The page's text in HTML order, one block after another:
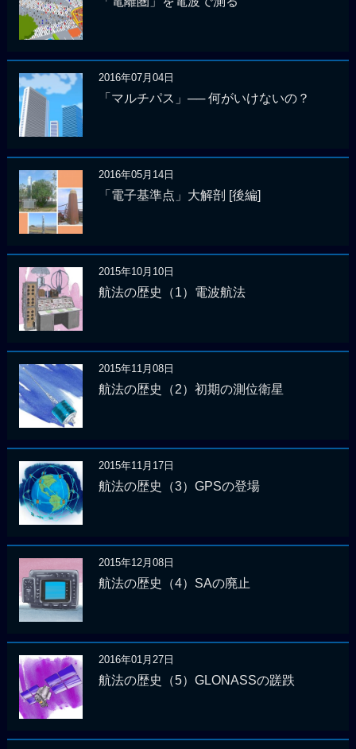
2016年07月04日
「マルチパス」── 何がいけないの？
2016年05月14日
「電子基準点」大解剖 [後編]
2015年10月10日
航法の歴史（1）電波航法
2015年11月08日
航法の歴史（2）初期の測位衛星
2015年11月17日
航法の歴史（3）GPSの登場
2015年12月08日
航法の歴史（4）SAの廃止
2016年01月27日
航法の歴史（5）GLONASSの蹉跌